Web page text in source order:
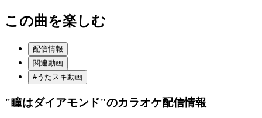
この曲を楽しむ
配信情報
関連動画
#うたスキ動画
"瞳はダイアモンド"のカラオケ配信情報